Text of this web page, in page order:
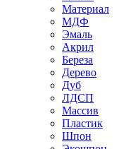
Материал
МДФ
Эмаль
Акрил
Береза
Дерево
Дуб
ЛДСП
Массив
Пластик
Шпон